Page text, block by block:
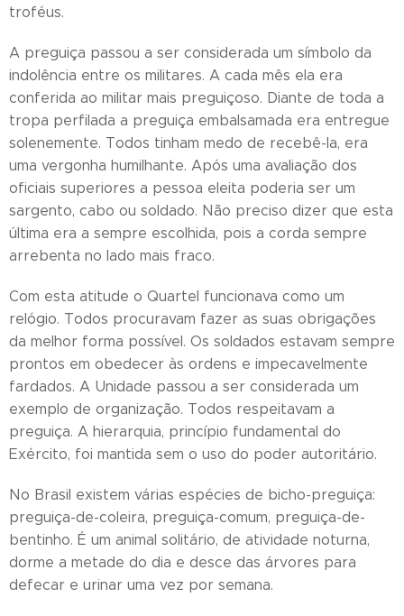
troféus.
A preguiça passou a ser considerada um símbolo da
indolência entre os militares. A cada mês ela era
conferida ao militar mais preguiçoso. Diante de toda a
tropa perfilada a preguiça embalsamada era entregue
solenemente. Todos tinham medo de recebê-la, era
uma vergonha humilhante. Após uma avaliação dos
oficiais superiores a pessoa eleita poderia ser um
sargento, cabo ou soldado. Não preciso dizer que esta
última era a sempre escolhida, pois a corda sempre
arrebenta no lado mais fraco.
Com esta atitude o Quartel funcionava como um
relógio. Todos procuravam fazer as suas obrigações
da melhor forma possível. Os soldados estavam sempre
prontos em obedecer às ordens e impecavelmente
fardados. A Unidade passou a ser considerada um
exemplo de organização. Todos respeitavam a
preguiça. A hierarquia, princípio fundamental do
Exército, foi mantida sem o uso do poder autoritário.
No Brasil existem várias espécies de bicho-preguiça:
preguiça-de-coleira, preguiça-comum, preguiça-de-
bentinho. É um animal solitário, de atividade noturna,
dorme a metade do dia e desce das árvores para
defecar e urinar uma vez por semana.